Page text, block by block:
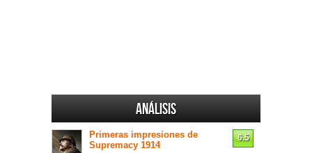
Análisis
Primeras impresiones de
Supremacy 1914
6.5